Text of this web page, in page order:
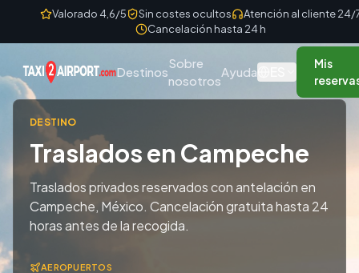
Skip to contentValorado 4,6/5 Sin costes ocultos
Atención al cliente 24/
Cancelación hasta 24 h
Destinos
Sobre
nosotros
Ayuda
Mis
DESTINO
Traslados en Campeche
Traslados privados reservados con antelación en
Campeche, México. Cancelación gratuita hasta 24
horas antes de la recogida.
AEROPUERTOS